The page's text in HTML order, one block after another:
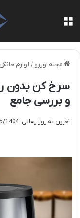
مجله اورزو / لوازم خانگی
سرخ کن بدون
و بررسی جامع
آخرین به روز رسانی: 30/05/1404